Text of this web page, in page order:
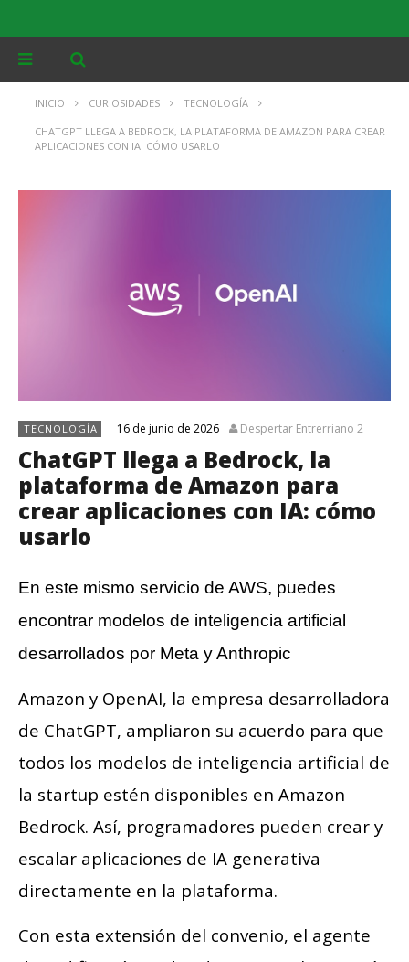
INICIO CURIOSIDADES TECNOLOGÍA
CHATGPT LLEGA A BEDROCK, LA PLATAFORMA DE AMAZON PARA CREAR
APLICACIONES CON IA: CÓMO USARLO
TECNOLOGÍA 16 de junio de 2026 Despertar Entrerriano 2
ChatGPT llega a Bedrock, la
plataforma de Amazon para
crear aplicaciones con IA: cómo
usarlo
En este mismo servicio de AWS, puedes
encontrar modelos de inteligencia artificial
desarrollados por Meta y Anthropic
Amazon y OpenAI, la empresa desarrolladora
de ChatGPT, ampliaron su acuerdo para que
todos los modelos de inteligencia artificial de
la startup estén disponibles en Amazon
Bedrock. Así, programadores pueden crear y
escalar aplicaciones de IA generativa
directamente en la plataforma.
Con esta extensión del convenio, el agente